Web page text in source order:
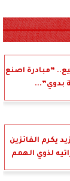
”مبادرة اصنع
بدوي”...
يكرم الفائزين
لذوي الهمم